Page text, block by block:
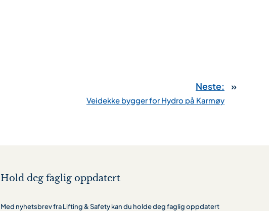
Neste:
Veidekke bygger for Hydro på Karmøy
»
Hold deg faglig oppdatert
Med nyhetsbrev fra Lifting & Safety kan du holde deg faglig oppdatert